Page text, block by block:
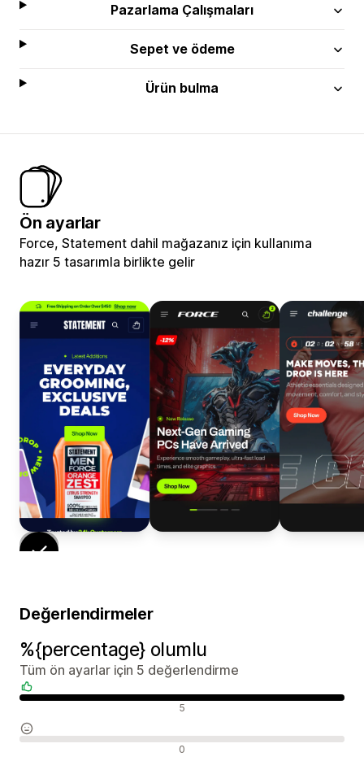
Pazarlama Çalışmaları
Sepet ve ödeme
Ürün bulma
Ön ayarlar
Force, Statement dahil mağazanız için kullanıma
hazır 5 tasarımla birlikte gelir
Değerlendirmeler
%{percentage} olumlu
Tüm ön ayarlar için 5 değerlendirme
5
0